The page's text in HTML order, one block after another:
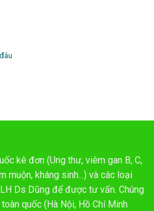
kê đơn (Ung thư, viêm gan B, C,
muộn, kháng sinh...) và các loại
Ds Dũng để được tư vấn. Chúng
quốc (Hà Nội, Hồ Chí Minh